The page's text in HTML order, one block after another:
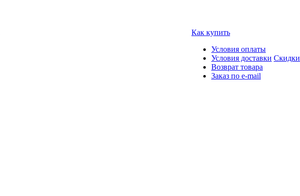
Как купить
Условия оплаты
Условия доставки
Возврат товара
Заказ по e-mail
Скидки